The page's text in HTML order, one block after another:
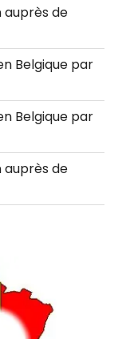
de
Belgique par
Belgique par
de